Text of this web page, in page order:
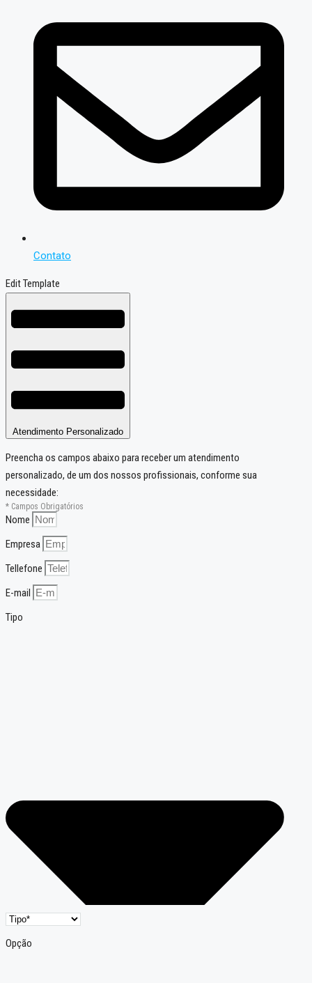
Contato
Edit Template
Atendimento Personalizado
Preencha os campos abaixo para receber um atendimento
personalizado, de um dos nossos profissionais, conforme sua
necessidade:
* Campos Obrigatórios
Nome
Empresa
Tellefone
E-mail
Tipo
Opção